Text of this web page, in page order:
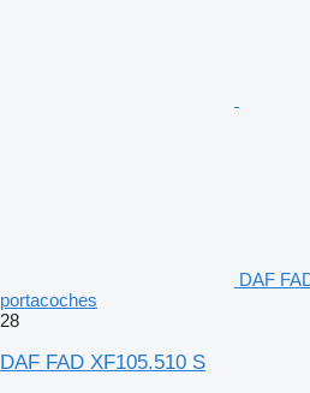
DAF
portacoches
28
DAF FAD XF105.510 S